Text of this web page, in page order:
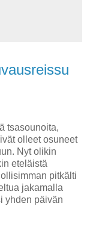
tsasounoita,
olleet osuneet
Nyt olikin
eteläistä
pitkälti
jakamalla
yhden päivän